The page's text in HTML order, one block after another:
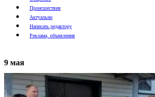
Происшествия
Актуально
Написать редактору
Реклама, объявления
9 мая